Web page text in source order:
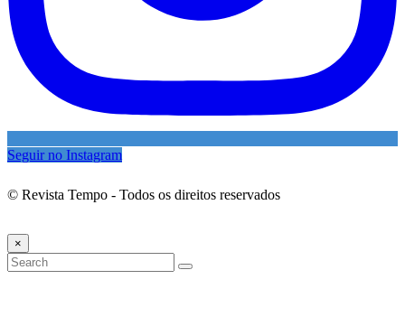
Seguir no Instagram
© Revista Tempo - Todos os direitos reservados
×